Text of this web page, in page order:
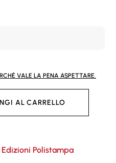
VALE LA PENA ASPETTARE.
AL CARRELLO
Edizioni Polistampa